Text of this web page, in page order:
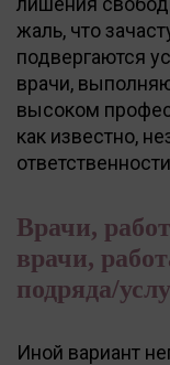
жаль, что
подвергаются
врачи,
высоком
как известно,
Врачи,
врачи,
подряда/
Иной вариант